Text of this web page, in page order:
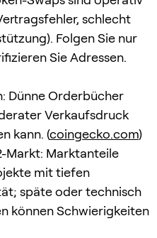
schlecht
Folgen Sie nur
Sie Adressen.
Dünne Orderbücher
Verkaufsdruck
kann. (coingecko.com)
Markt: Marktanteile
mit tiefen
späte oder technisch
können Schwierigkeiten